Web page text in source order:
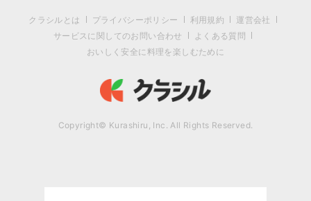
クラシルとは プライバシーポリシー 利用規約
運営会社
サービスに関してのお問い合わせ
よくある質問
おいしく安全に料理を楽しむために
Copyright© Kurashiru, Inc. All Rights Reserved.